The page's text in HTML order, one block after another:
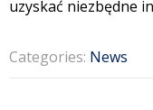
uzyskać niezbędne
Categories: News